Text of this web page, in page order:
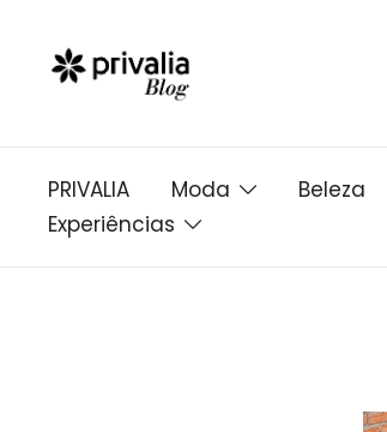
conteúdo
PRIVALIA Moda Beleza
Experiências